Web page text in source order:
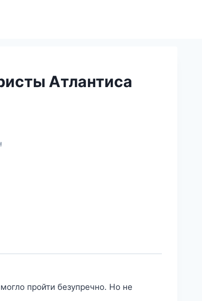
Атлантиса
пройти безупречно. Но не